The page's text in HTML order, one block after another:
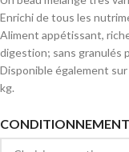
Enrichi de tous les
Aliment appétissant,
digestion; sans granulés
Disponible également
kg.
CONDITIONNEMENT